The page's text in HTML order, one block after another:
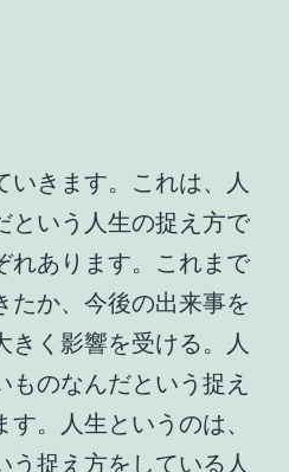
いきます。これは、人
という人生の捉え方で
れあります。これまで
たか、今後の出来事を
きく影響を受ける。人
のなんだという捉え
。人生というのは、
う捉え方をしている人